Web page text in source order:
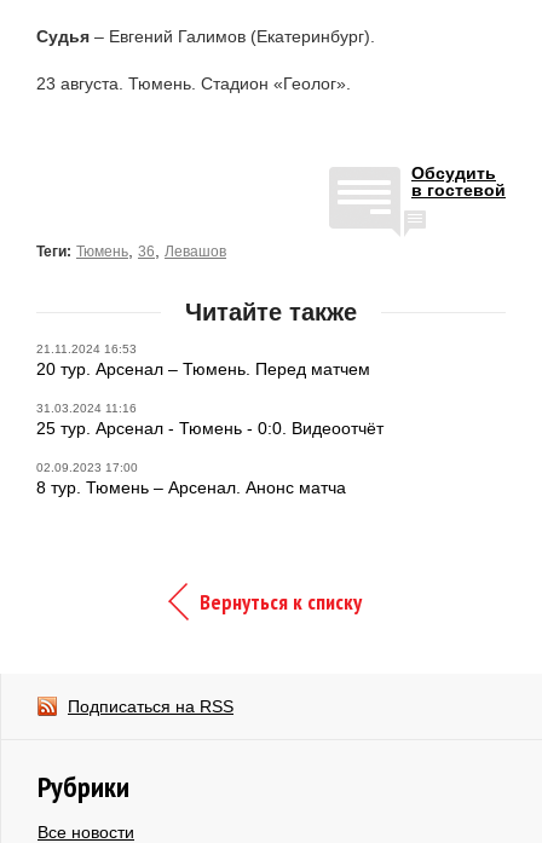
Судья – Евгений Галимов (Екатеринбург).
23 августа. Тюмень. Стадион «Геолог».
Обсудить
в гостевой
Теги: Тюмень 36 Левашов
Читайте также
21.11.2024 16:53
20 тур. Арсенал – Тюмень. Перед матчем
31.03.2024 11:16
25 тур. Арсенал - Тюмень - 0:0. Видеоотчёт
02.09.2023 17:00
8 тур. Тюмень – Арсенал. Анонс матча
Вернуться к списку
Подписаться на RSS
Рубрики
Все новости